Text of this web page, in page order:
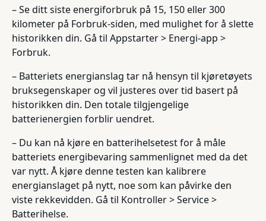
– Se ditt siste energiforbruk på 15, 150 eller 300
kilometer på Forbruk-siden, med mulighet for å slette
historikken din. Gå til Appstarter > Energi-app >
Forbruk.
– Batteriets energianslag tar nå hensyn til kjøretøyets
bruksegenskaper og vil justeres over tid basert på
historikken din. Den totale tilgjengelige
batterienergien forblir uendret.
– Du kan nå kjøre en batterihelsetest for å måle
batteriets energibevaring sammenlignet med da det
var nytt. Å kjøre denne testen kan kalibrere
energianslaget på nytt, noe som kan påvirke den
viste rekkevidden. Gå til Kontroller > Service >
Batterihelse.